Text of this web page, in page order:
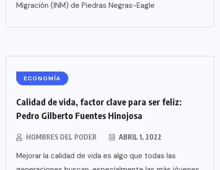
Migración (INM) de Piedras Negras-Eagle
ECONOMÍA
Calidad de vida, factor clave para ser feliz:
Pedro Gilberto Fuentes Hinojosa
HOMBRES DEL PODER ABRIL 1, 2022
Mejorar la calidad de vida es algo que todas las